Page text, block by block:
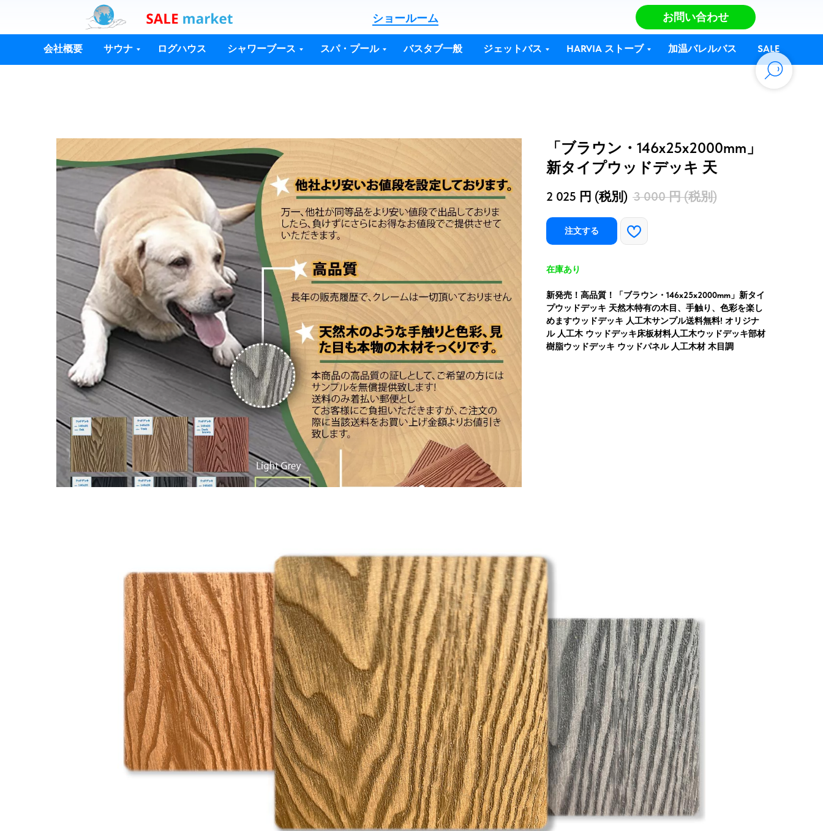
ショールーム お問い合わせ
会社概要 サウナ ログハウス シャワーブース スパ・プール バスタブ一般 ジェットバス HARVIA ストーブ 加温バレルバス SALE
「ブラウン・146x25x2000mm」
新タイプウッドデッキ 天
2 025 円 (税別) 3 000 円 (税別)
注文する
在庫あり
新発売！高品質！「ブラウン・146x25x2000mm」新タイ
プウッドデッキ 天然木特有の木目、手触り、色彩を楽し
めますウッドデッキ 人工木サンプル送料無料! オリジナ
ル 人工木 ウッドデッキ床板材料人工木ウッドデッキ部材
樹脂ウッドデッキ ウッドパネル 人工木材 木目調